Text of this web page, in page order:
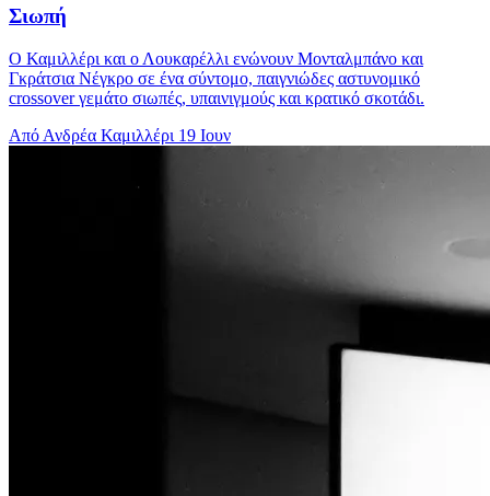
Σιωπή
Ο Καμιλλέρι και ο Λουκαρέλλι ενώνουν Μονταλμπάνο και
Γκράτσια Νέγκρο σε ένα σύντομο, παιγνιώδες αστυνομικό
crossover γεμάτο σιωπές, υπαινιγμούς και κρατικό σκοτάδι.
Από Ανδρέα Καμιλλέρι 19 Ιουν